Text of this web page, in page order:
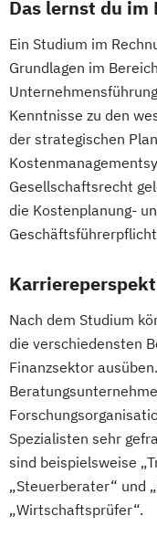
Leichtbau
Lightweight
Logistik
Managing
Marketing
Mechatronik/
Medical
Medizin- und
Intelligence
Robotic
Sichere
Smart
Das lernst du im
Ein Studium im
Grundlagen im
Kenntnisse zu den
der strategischen
Gesellschaftsrecht
die Kostenplanung-
Nach dem Studium
die verschiedensten
Finanzsektor
Spezialisten sehr
sind beispielsweise
„Steuerberater“ und
„Wirtschaftsprüfer“.